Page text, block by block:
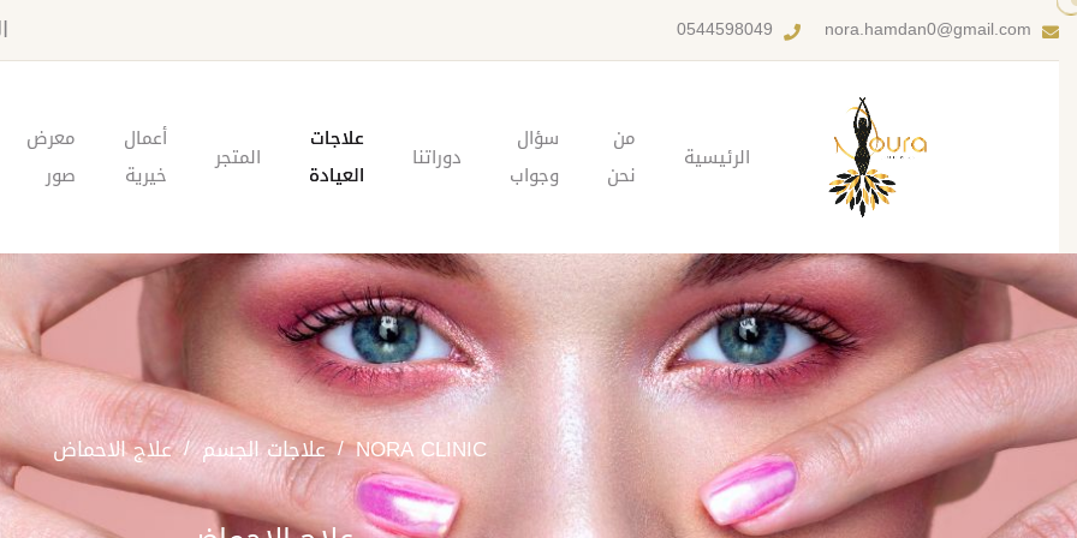
nora.hamdan0@gmail.com
0544598049
الرئيسية
من
نحن
سؤال
وجواب
دوراتنا
علاجات
العيادة
المتجر
أعمال
خيرية
معرض
صور
NORA CLINIC علاجات الجسم علاج الاحماض